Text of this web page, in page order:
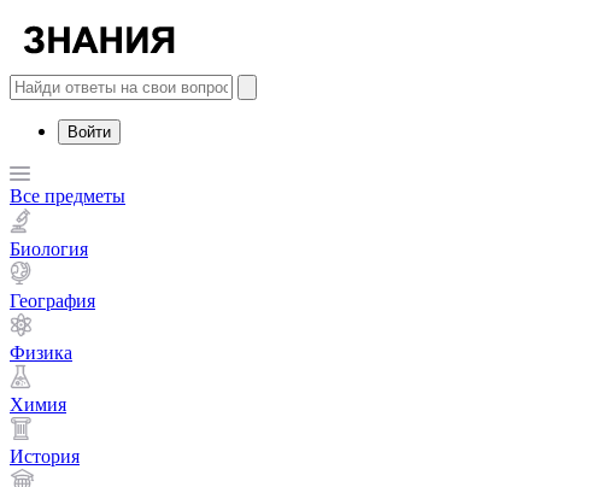
Войти
Все предметы
Биология
География
Физика
Химия
История